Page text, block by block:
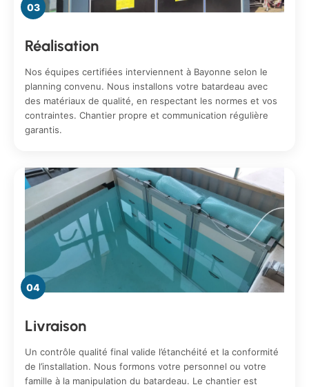
03
Réalisation
Nos équipes certifiées interviennent à Bayonne selon le
planning convenu. Nous installons votre batardeau avec
des matériaux de qualité, en respectant les normes et vos
contraintes. Chantier propre et communication régulière
garantis.
04
Livraison
Un contrôle qualité final valide l’étanchéité et la conformité
de l’installation. Nous formons votre personnel ou votre
famille à la manipulation du batardeau. Le chantier est